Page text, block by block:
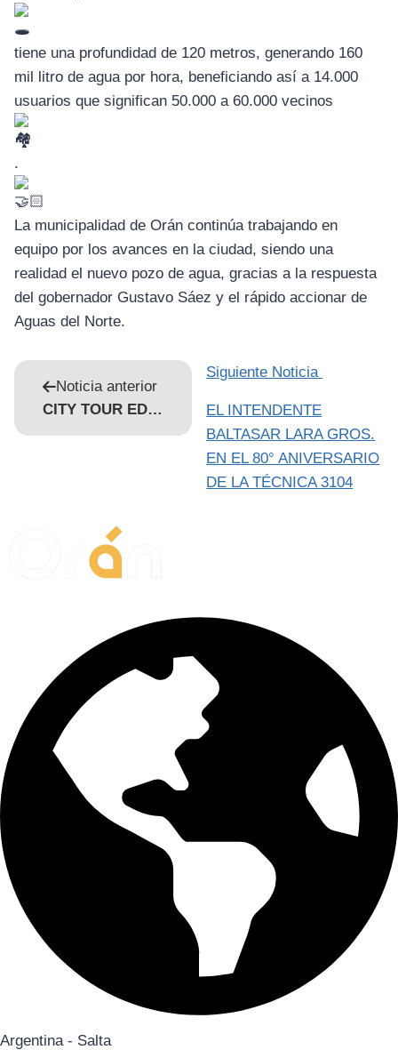
tiene una profundidad de 120 metros, generando 160
mil litro de agua por hora, beneficiando así a 14.000
usuarios que significan 50.000 a 60.000 vecinos
.
La municipalidad de Orán continúa trabajando en
equipo por los avances en la ciudad, siendo una
realidad el nuevo pozo de agua, gracias a la respuesta
del gobernador Gustavo Sáez y el rápido accionar de
Aguas del Norte.
Noticia anterior
CITY TOUR EDUCATIVO: CONOCIENDO LA HISTORIA DE ORÁN
Siguiente Noticia
EL INTENDENTE
BALTASAR LARA GROS.
EN EL 80° ANIVERSARIO
DE LA TÉCNICA 3104
Argentina - Salta